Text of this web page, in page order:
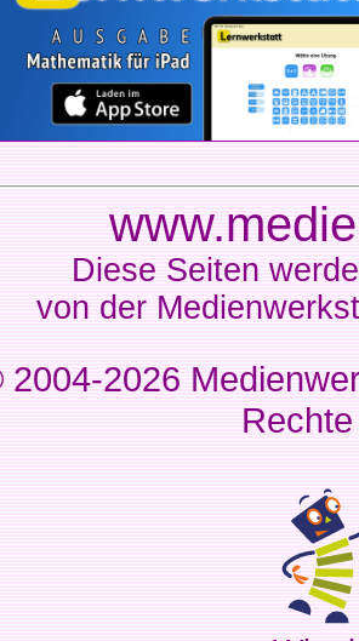
Diese Seiten
von der
2026